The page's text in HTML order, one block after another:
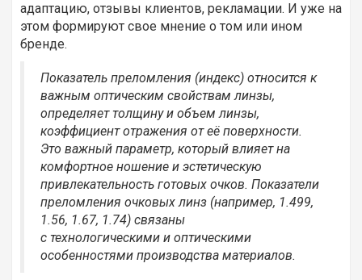
адаптацию, отзывы клиентов, рекламации. И уже на
этом формируют свое мнение о том или ином
бренде.
Показатель преломления (индекс) относится к
важным оптическим свойствам линзы,
определяет толщину и объем линзы,
коэффициент отражения от её поверхности.
Это важный параметр, который влияет на
комфортное ношение и эстетическую
привлекательность готовых очков. Показатели
преломления очковых линз (например, 1.499,
1.56, 1.67, 1.74) связаны
с технологическими и оптическими
особенностями производства материалов.